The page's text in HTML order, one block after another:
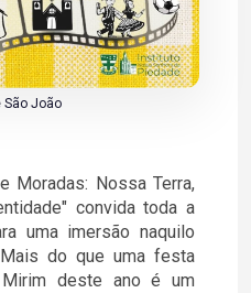
São João
Moradas: Nossa Terra,
convida toda a
uma imersão naquilo
do que uma festa
deste ano é um